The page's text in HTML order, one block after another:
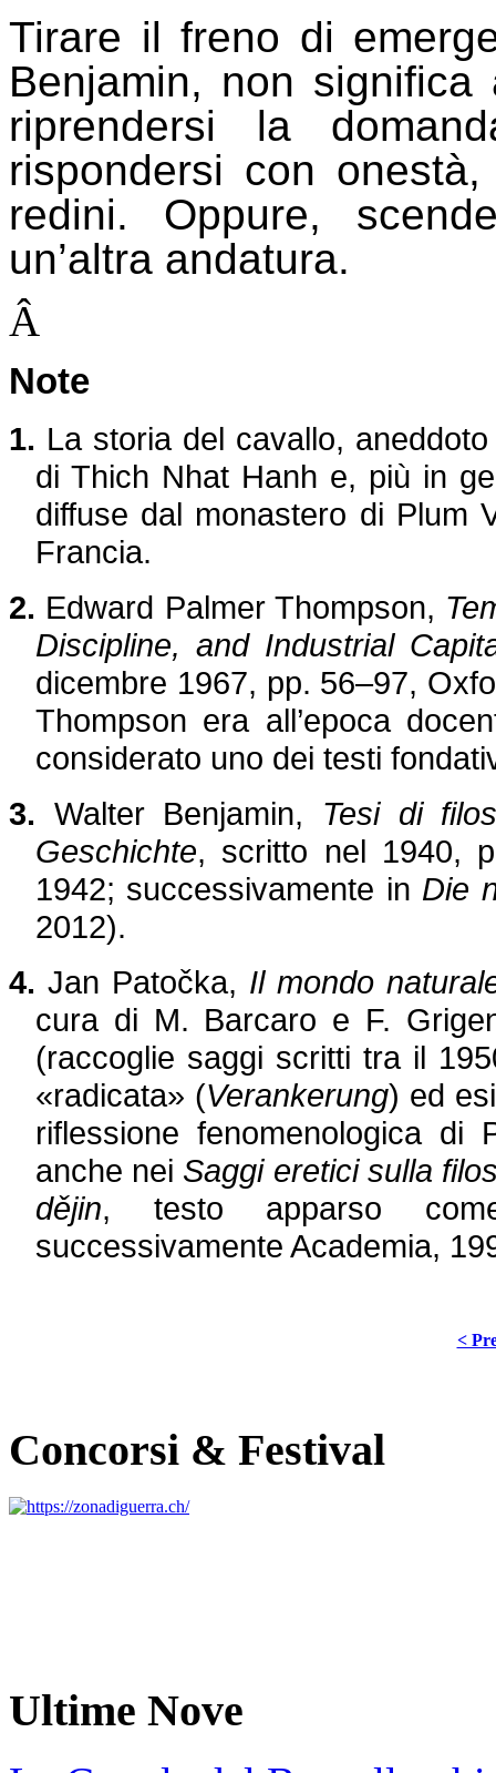
Tirare il freno di
Benjamin, non
riprendersi la
rispondersi con
redini. Oppure,
un’altra andatura.
Â
Note
1. La storia del cavallo,
di Thich Nhat Hanh e, più in
diffuse dal monastero di Plum
Francia.
2. Edward Palmer Thompson,
Discipline, and Industrial
dicembre 1967, pp. 56–97,
Thompson era all’epoca
considerato uno dei testi
3. Walter Benjamin, Tesi di
Geschichte, scritto nel 1940,
1942; successivamente in Die
2012).
4. Jan Patočka, Il mondo
cura di M. Barcaro e F.
(raccoglie saggi scritti tra il
«radicata» (Verankerung) ed
riflessione fenomenologica di
anche nei Saggi eretici sulla
dějin, testo apparso
successivamente Academia,
<
Concorsi & Festival
Ultime Nove